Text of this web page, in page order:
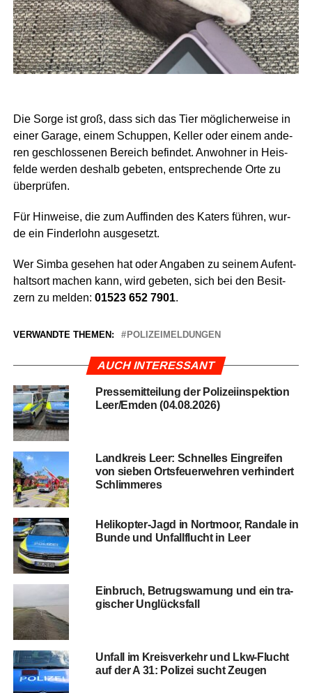
Die Sor­ge ist groß, dass sich das Tier mög­li­cher­wei­se in
einer Gara­ge, einem Schup­pen, Kel­ler oder einem ande­
ren geschlos­se­nen Bereich befin­det. Anwoh­ner in Heis­
fel­de wer­den des­halb gebe­ten, ent­spre­chen­de Orte zu
überprüfen.
Für Hin­wei­se, die zum Auf­fin­den des Katers füh­ren, wur­
de ein Fin­der­lohn ausgesetzt.
Wer Sim­ba gese­hen hat oder Anga­ben zu sei­nem Auf­ent­
halts­ort machen kann, wird gebe­ten, sich bei den Besit­
zern zu mel­den: 01523 652 7901.
VERWANDTE THEMEN: POLIZEIMELDUNGEN
AUCH INTERESSANT
Pres­se­mit­tei­lung der Poli­zei­in­spek­ti­on
Leer/Emden (04.08.2026)
Land­kreis Leer: Schnel­les Ein­grei­fen
von sie­ben Orts­feu­er­weh­ren ver­hin­dert
Schlimmeres
Heli­ko­pter-Jagd in Nort­moor, Ran­da­le in
Bun­de und Unfall­flucht in Leer
Ein­bruch, Betrugs­war­nung und ein tra­
gi­scher Unglücksfall
Unfall im Kreis­ver­kehr und Lkw-Flucht
auf der A 31: Poli­zei sucht Zeugen